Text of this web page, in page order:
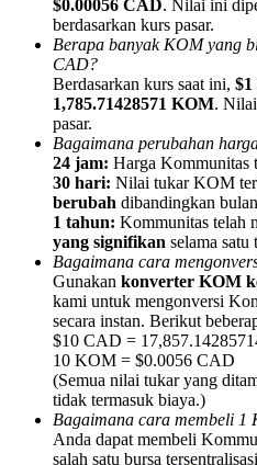
Referensi
Undang teman untuk
BTC Welcome Rewards
BTC Welcome Rewards
$0.00056 CAD. Nilai ini
berdasarkan kurs pasar.
Berapa banyak KOM yang
CAD?
Berdasarkan kurs saat ini,
1,785.71428571 KOM.
pasar.
Bagaimana perubahan
24 jam: Harga Kommunitas
30 hari: Nilai tukar KOM
berubah dibandingkan
1 tahun: Kommunitas telah
yang signifikan selama satu
Bagaimana cara
Gunakan konverter KOM
kami untuk mengonversi
secara instan. Berikut
$10 CAD =
10 KOM = $0.0056 CAD
(Semua nilai tukar yang
tidak termasuk biaya.)
Bagaimana cara membeli 1
Anda dapat membeli
salah satu bursa